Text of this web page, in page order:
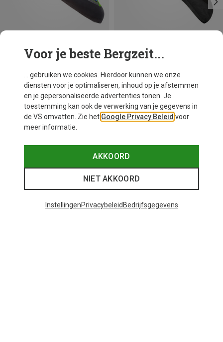
Je bespaart 44%
Voor je beste Bergzeit...
... gebruiken we cookies. Hierdoor kunnen we onze
diensten voor je optimaliseren, inhoud op je afstemmen
en je gepersonaliseerde advertenties tonen. Je
toestemming kan ook de verwerking van je gegevens in
de VS omvatten. Zie het Google Privacy Beleid voor
meer informatie.
AKKOORD
NIET AKKOORD
InstellingenPrivacybeleid Bedrijfsgegevens